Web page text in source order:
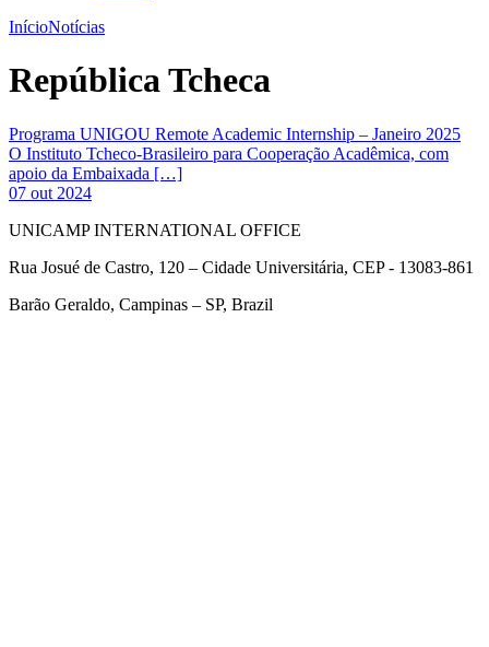
InícioNotícias
República Tcheca
Programa UNIGOU Remote Academic Internship – Janeiro 2025
O Instituto Tcheco-Brasileiro para Cooperação Acadêmica, com
apoio da Embaixada […]
07 out 2024
UNICAMP INTERNATIONAL OFFICE
Rua Josué de Castro, 120 – Cidade Universitária, CEP - 13083-861
Barão Geraldo, Campinas – SP, Brazil